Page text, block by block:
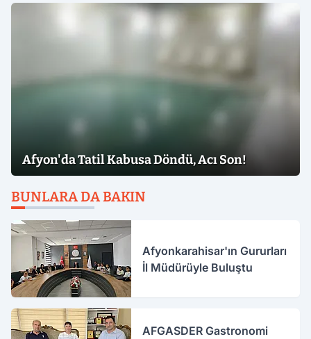
Afyon'da Tatil Kabusa Döndü, Acı Son!
BUNLARA DA BAKIN
Afyonkarahisar'ın Gururları
İl Müdürüyle Buluştu
AFGASDER Gastronomi